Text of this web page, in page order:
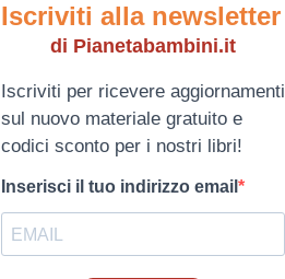
Iscriviti alla newsletter
di Pianetabambini.it
Iscriviti per ricevere aggiornamenti
sul nuovo materiale gratuito e
codici sconto per i nostri libri!
Inserisci il tuo indirizzo email